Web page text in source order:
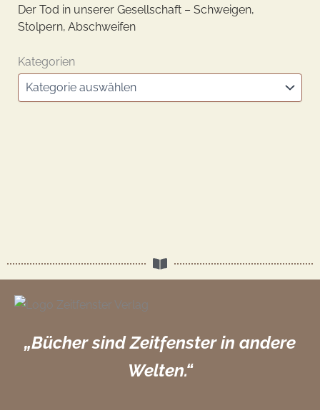
Der Tod in unserer Gesellschaft – Schweigen,
Stolpern, Abschweifen
Kategorien
„Bücher sind Zeitfenster in andere
Welten.“